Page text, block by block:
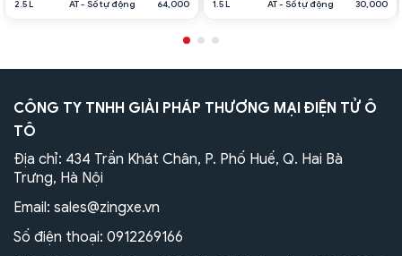
2.5 L AT - Số tự động 64,000 1.5 L AT - Số tự động 30,000
CÔNG TY TNHH GIẢI PHÁP THƯƠNG MẠI ĐIỆN TỬ Ô
TÔ
Địa chỉ: 434 Trần Khát Chân, P. Phố Huế, Q. Hai Bà
Trưng, Hà Nội
Email: sales@zingxe.vn
Số điện thoại: 0912269166